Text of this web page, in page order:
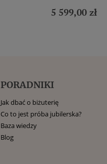
5 599,00 zł
PORADNIKI
Jak dbać o biżuterię
Co to jest próba jubilerska?
Baza wiedzy
Blog